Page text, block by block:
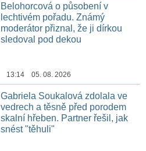
Belohorcová o působení v
lechtivém pořadu. Známý
moderátor přiznal, že ji dírkou
sledoval pod dekou
13:14 05. 08. 2026
Gabriela Soukalová zdolala ve
vedrech a těsně před porodem
skalní hřeben. Partner řešil, jak
snést "těhuli"